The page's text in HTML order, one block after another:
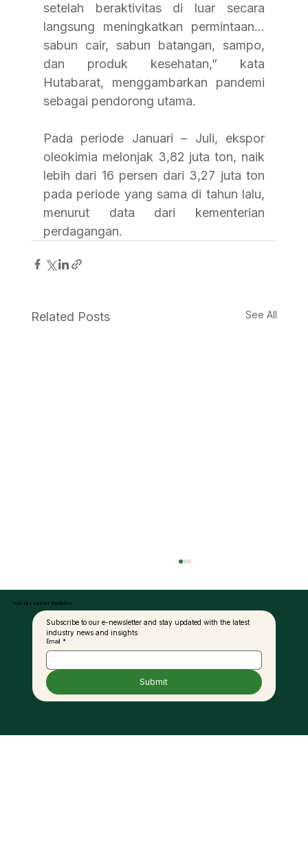
setelah beraktivitas di luar secara
langsung meningkatkan permintaan…
sabun cair, sabun batangan, sampo,
dan produk kesehatan,” kata
Hutabarat, menggambarkan pandemi
sebagai pendorong utama.
Pada periode Januari – Juli, ekspor
oleokimia melonjak 3,82 juta ton, naik
lebih dari 16 persen dari 3,27 juta ton
pada periode yang sama di tahun lalu,
menurut data dari kementerian
perdagangan.
Related Posts See All
Through Sustainable Excellence and
Get the Latest Updates
Subscribe to our e-newsletter and stay updated with the latest
industry news and insights.
Email *
Submit